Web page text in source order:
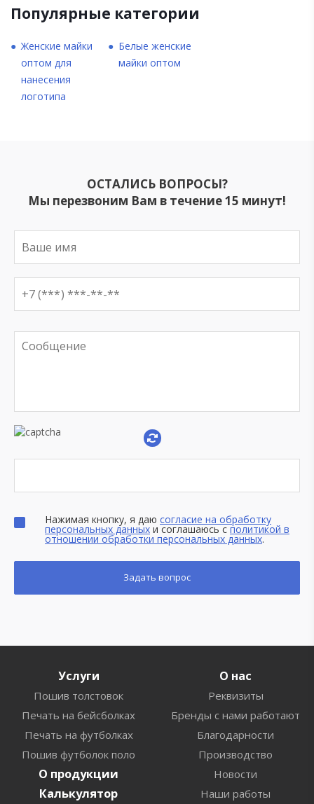
Популярные категории
Женские майки
оптом для
нанесения
логотипа
Белые женские
майки оптом
ОСТАЛИСЬ ВОПРОСЫ?
Мы перезвоним Вам в течение 15 минут!
Нажимая кнопку, я даю согласие на обработку
персональных данных и соглашаюсь с политикой в
отношении обработки персональных данных.
Услуги
Пошив толстовок
Печать на бейсболках
Печать на футболках
Пошив футболок поло
О продукции
Калькулятор
О нас
Реквизиты
Бренды с нами работают
Благодарности
Производство
Новости
Наши работы